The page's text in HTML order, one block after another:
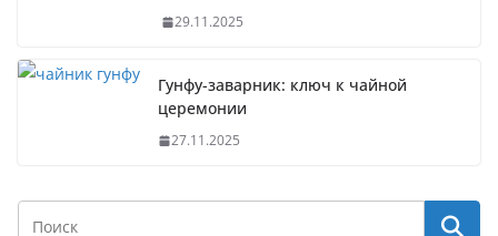
29.11.2025
Гунфу-заварник: ключ к чайной
церемонии
27.11.2025